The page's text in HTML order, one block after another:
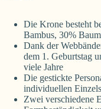
Die Krone besteht
Bambus, 30%
Dank der
dem 1. Geburtstag
viele Jahre
Die gestickte
individuellen
Zwei verschiedene